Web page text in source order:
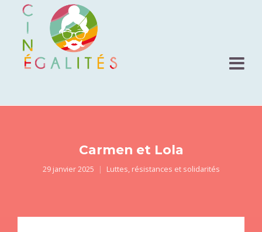
Carmen et Lola
29 janvier 2025 Luttes, résistances et solidarités